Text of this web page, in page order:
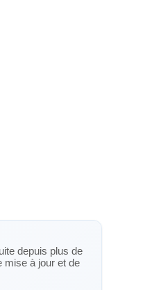
depuis plus de
mise à jour et de